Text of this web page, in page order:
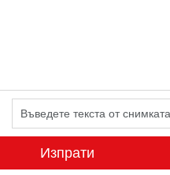
Изпрати